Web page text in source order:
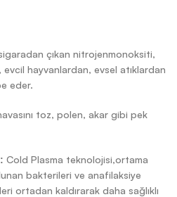
çıkan nitrojenmonoksiti,
hayvanlardan, evsel atıklardan
eder.
toz, polen, akar gibi pek
Cold Plasma teknolojisi,ortama
bakterileri ve anafilaksiye
ortadan kaldırarak daha sağlıklı